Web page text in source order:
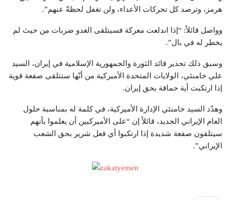
هرمز، وترصد كل تحركات الأعداء، ولن تغفل لحظةً عنهم”.
وواصل قائلاً: “إذا اندلعت معركة فسيتلقى العدو ضربات من حيث لم
يخطر له في بال”.
وسبق ذلك تحذير قائد الثورة والجمهورية الإسلامية في إيران، السيد
علي خامنئي، الولايات المتحدة الأميركية من أنّها ستتلقى صفعة قوية
إذا ارتكبت أية حماقة بحق إيران.
وهدّد السيد خامنئي الإدارة الأميركية، في كلمة له بمناسبة حلول
العام الإيراني الجديد، قائلاً إن “على الأميركيين أن يعلموا بأنهم
سيتلقون صفعة شديدة إذا ارتكبوا أي فعل شرير بحق الشعب
الإيراني”.